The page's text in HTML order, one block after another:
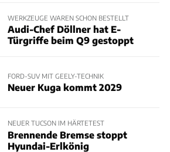
WERKZEUGE WAREN SCHON BESTELLT
Audi-Chef Döllner hat E-
Türgriffe beim Q9 gestoppt
FORD-SUV MIT GEELY-TECHNIK
Neuer Kuga kommt 2029
NEUER TUCSON IM HÄRTETEST
Brennende Bremse stoppt
Hyundai-Erlkönig